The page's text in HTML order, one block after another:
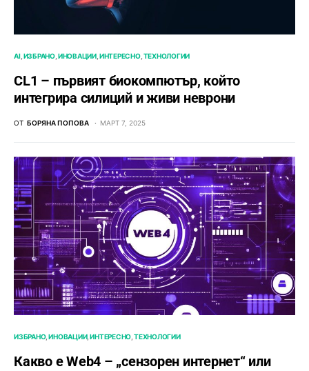
AI ИЗБРАНО ИНОВАЦИИ ИНТЕРЕСНО ТЕХНОЛОГИИ
CL1 – първият биокомпютър, който
интегрира силиций и живи неврони
ОТ БОРЯНА ПОПОВА МАРТ 7, 2025
ИЗБРАНО ИНОВАЦИИ ИНТЕРЕСНО ТЕХНОЛОГИИ
Какво е Web4 – „сензорен интернет“ или